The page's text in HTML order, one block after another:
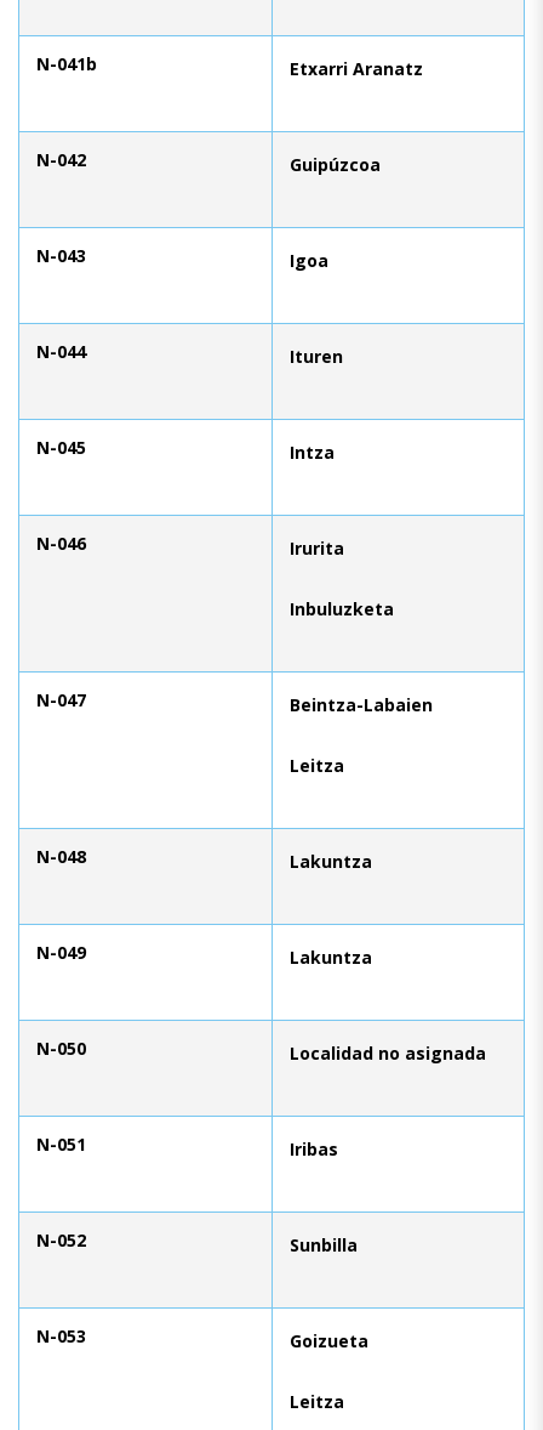
N-041b Etxarri Aranatz
N-042 Guipúzcoa
N-043 Igoa
N-044 Ituren
N-045 Intza
N-046 Irurita
Inbuluzketa
N-047 Beintza-Labaien
Leitza
N-048 Lakuntza
N-049 Lakuntza
N-050 Localidad no asignada
N-051 Iribas
N-052 Sunbilla
N-053 Goizueta
Leitza